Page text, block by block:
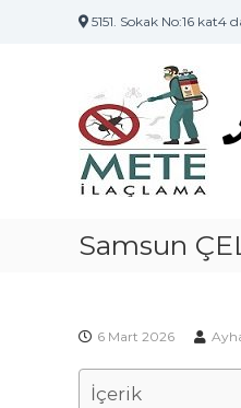
5151. Sokak No:16
s
l
a
u
n
İ
ç
a
Samsun
6 Mart 2026
İçerik